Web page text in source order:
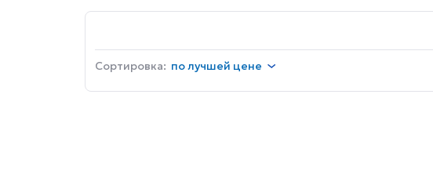
Сортировка: получшей цене